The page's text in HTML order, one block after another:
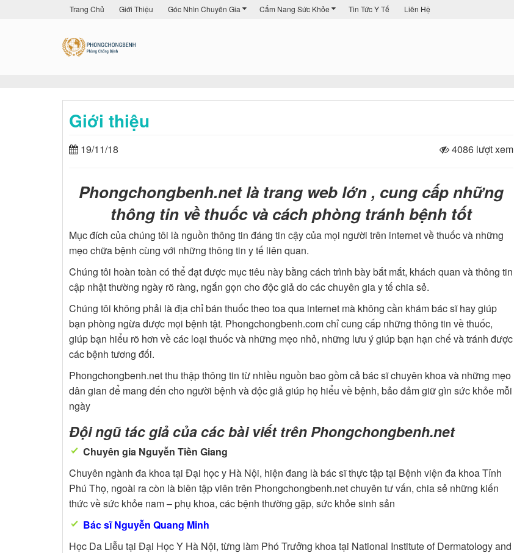
Trang Chủ Giới Thiệu Góc Nhìn Chuyên Gia Cẩm Nang Sức Khỏe Tin Tức Y Tế Liên Hệ
Giới thiệu
19/11/18 4086 lượt xem
Phongchongbenh.net là trang web lớn , cung cấp những
thông tin về thuốc và cách phòng tránh bệnh tốt
Mục đích của chúng tôi là nguồn thông tin đáng tin cậy của mọi người trên internet về thuốc và những
mẹo chữa bệnh cùng với những thông tin y tế liên quan.
Chúng tôi hoàn toàn có thể đạt được mục tiêu này bằng cách trình bày bắt mắt, khách quan và thông tin
cập nhật thường ngày rõ ràng, ngắn gọn cho độc giả do các chuyên gia y tế chia sẻ.
Chúng tôi không phải là địa chỉ bán thuốc theo toa qua internet mà không cần khám bác sĩ hay giúp
bạn phòng ngừa được mọi bệnh tật. Phongchongbenh.com chỉ cung cấp những thông tin về thuốc,
giúp bạn hiểu rõ hơn về các loại thuốc và những mẹo nhỏ, những lưu ý giúp bạn hạn chế và tránh được
các bệnh tương đối.
Phongchongbenh.net thu thập thông tin từ nhiều nguồn bao gồm cả bác sĩ chuyên khoa và những mẹo
dân gian để mang đến cho người bệnh và độc giả giúp họ hiểu về bệnh, bảo đảm giữ gìn sức khỏe mỗi
ngày
Đội ngũ tác giả của các bài viết trên Phongchongbenh.net
Chuyên gia Nguyễn Tiền Giang
Chuyên ngành đa khoa tại Đại học y Hà Nội, hiện đang là bác sĩ thực tập tại Bệnh viện đa khoa Tỉnh
Phú Thọ, ngoài ra còn là biên tập viên trên Phongchongbenh.net chuyên tư vấn, chia sẻ những kiến
thức về sức khỏe nam – phụ khoa, các bệnh thường gặp, sức khỏe sinh sản
Bác sĩ Nguyễn Quang Minh
Học Da Liễu tại Đại Học Y Hà Nội, từng làm Phó Trưởng khoa tại National Institute of Dermatology and